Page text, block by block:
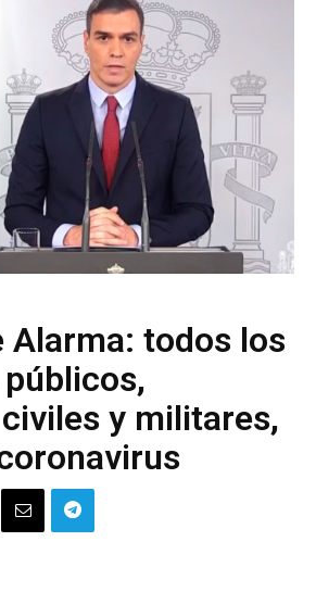
Alarma: todos los
y militares,